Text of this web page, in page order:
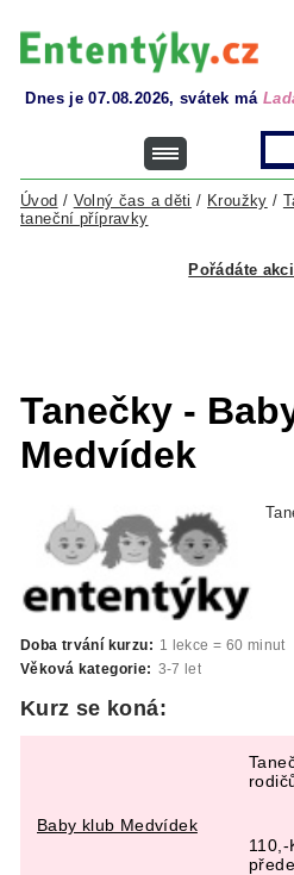
Dnes je 07.08.2026, svátek má
Úvod / Volný čas a děti / Kroužky /
taneční přípravky
Pořádáte
Tanečky -
Medvídek
Doba trvání kurzu: 1 lekce = 60 minut
Věková kategorie: 3-7 let
Kurz se koná:
Baby klub Medvídek
110,-